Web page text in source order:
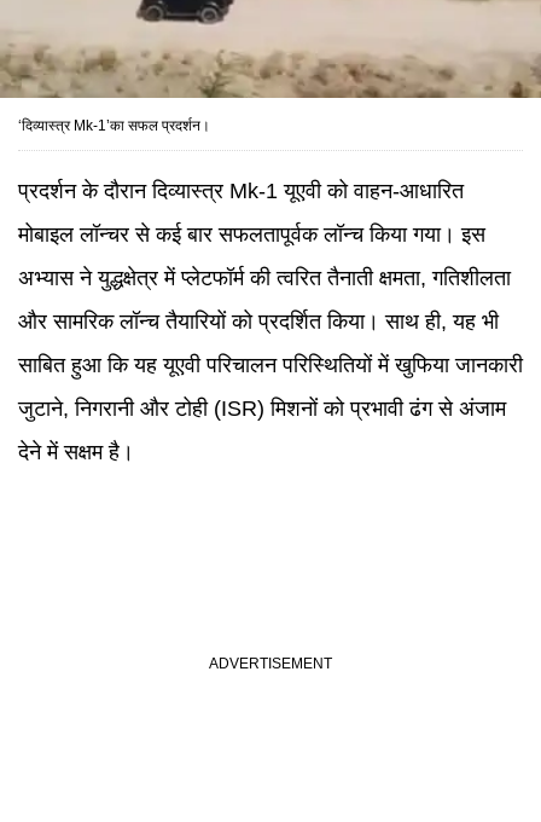
‘दिव्यास्त्र Mk-1’का सफल प्रदर्शन।
प्रदर्शन के दौरान दिव्यास्त्र Mk-1 यूएवी को वाहन-आधारित
मोबाइल लॉन्चर से कई बार सफलतापूर्वक लॉन्च किया गया। इस
अभ्यास ने युद्धक्षेत्र में प्लेटफॉर्म की त्वरित तैनाती क्षमता, गतिशीलता
और सामरिक लॉन्च तैयारियों को प्रदर्शित किया। साथ ही, यह भी
साबित हुआ कि यह यूएवी परिचालन परिस्थितियों में खुफिया जानकारी
जुटाने, निगरानी और टोही (ISR) मिशनों को प्रभावी ढंग से अंजाम
देने में सक्षम है।